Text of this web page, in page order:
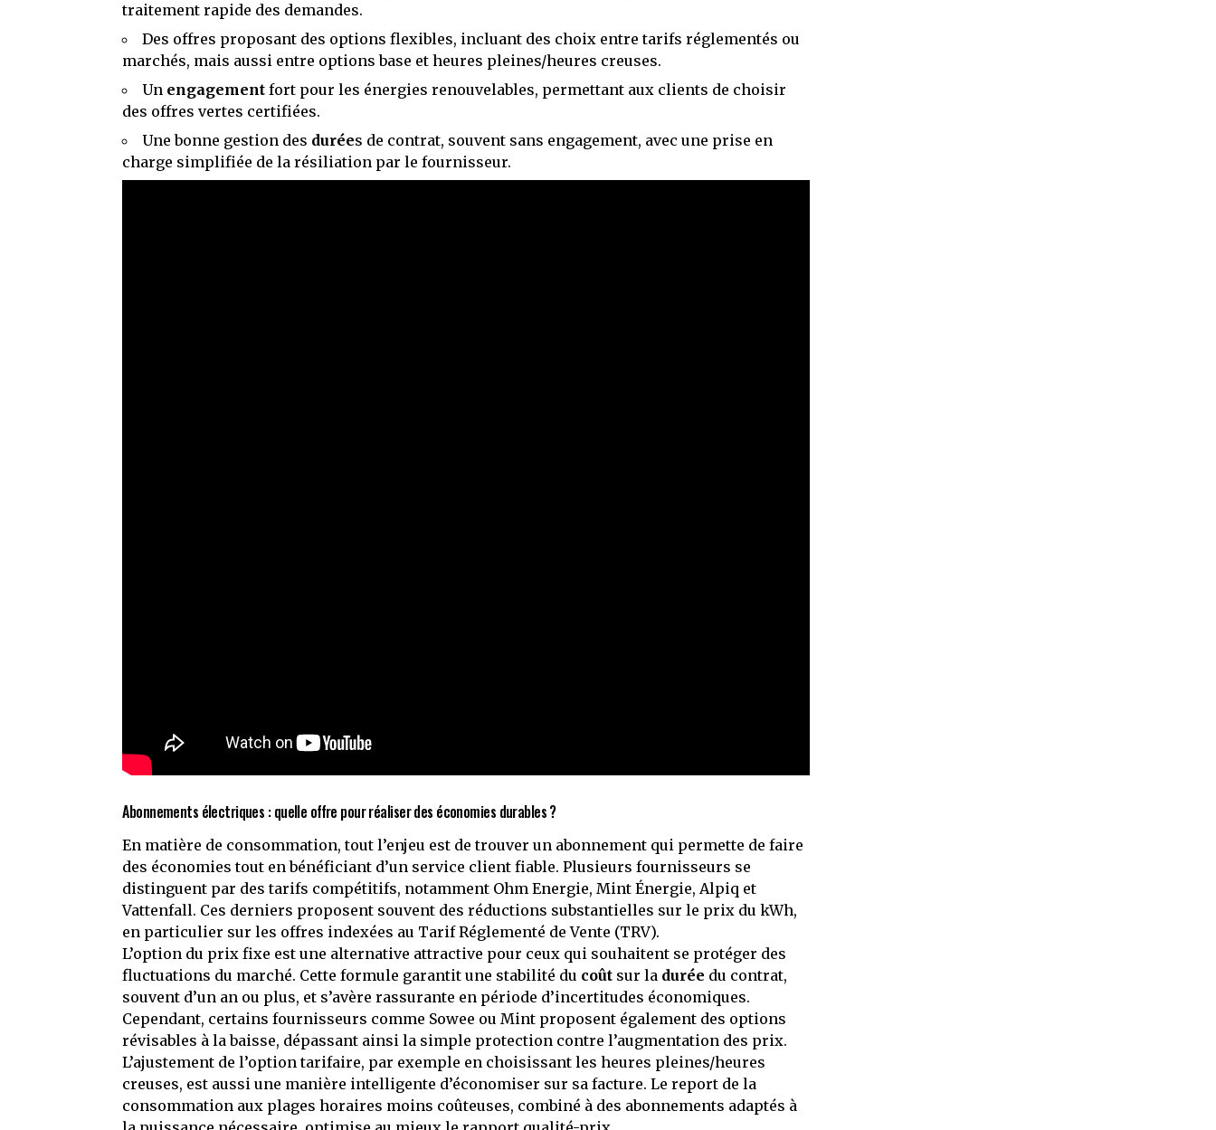
traitement rapide des demandes.
Des offres proposant des options flexibles, incluant des choix entre tarifs réglementés ou
marchés, mais aussi entre options base et heures pleines/heures creuses.
Un engagement fort pour les énergies renouvelables, permettant aux clients de choisir
des offres vertes certifiées.
Une bonne gestion des durées de contrat, souvent sans engagement, avec une prise en
charge simplifiée de la résiliation par le fournisseur.
Abonnements électriques : quelle offre pour réaliser des économies durables ?
En matière de consommation, tout l’enjeu est de trouver un abonnement qui permette de faire
des économies tout en bénéficiant d’un service client fiable. Plusieurs fournisseurs se
distinguent par des tarifs compétitifs, notamment Ohm Energie, Mint Énergie, Alpiq et
Vattenfall. Ces derniers proposent souvent des réductions substantielles sur le prix du kWh,
en particulier sur les offres indexées au Tarif Réglementé de Vente (TRV).
L’option du prix fixe est une alternative attractive pour ceux qui souhaitent se protéger des
fluctuations du marché. Cette formule garantit une stabilité du coût sur la durée du contrat,
souvent d’un an ou plus, et s’avère rassurante en période d’incertitudes économiques.
Cependant, certains fournisseurs comme Sowee ou Mint proposent également des options
révisables à la baisse, dépassant ainsi la simple protection contre l’augmentation des prix.
L’ajustement de l’option tarifaire, par exemple en choisissant les heures pleines/heures
creuses, est aussi une manière intelligente d’économiser sur sa facture. Le report de la
consommation aux plages horaires moins coûteuses, combiné à des abonnements adaptés à